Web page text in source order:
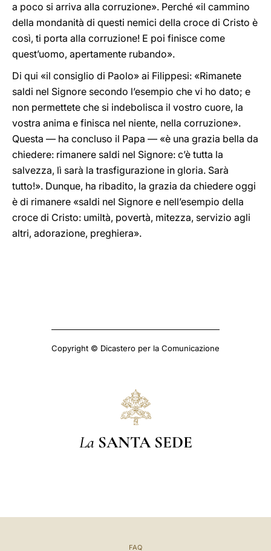
a poco si arriva alla corruzione». Perché «il cammino
della mondanità di questi nemici della croce di Cristo è
così, ti porta alla corruzione! E poi finisce come
quest’uomo, apertamente rubando».
Di qui «il consiglio di Paolo» ai Filippesi: «Rimanete
saldi nel Signore secondo l’esempio che vi ho dato; e
non permettete che si indebolisca il vostro cuore, la
vostra anima e finisca nel niente, nella corruzione».
Questa — ha concluso il Papa — «è una grazia bella da
chiedere: rimanere saldi nel Signore: c’è tutta la
salvezza, lì sarà la trasfigurazione in gloria. Sarà
tutto!». Dunque, ha ribadito, la grazia da chiedere oggi
è di rimanere «saldi nel Signore e nell’esempio della
croce di Cristo: umiltà, povertà, mitezza, servizio agli
altri, adorazione, preghiera».
Copyright © Dicastero per la Comunicazione
La SANTA SEDE
FAQ